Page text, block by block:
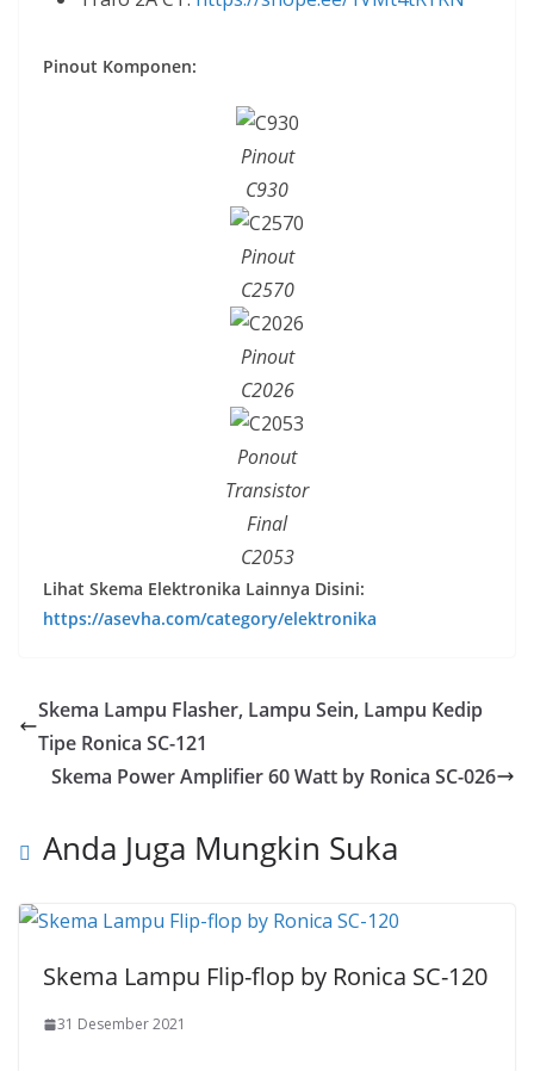
Pinout Komponen:
Pinout
C930
Pinout
C2570
Pinout
C2026
Ponout
Transistor
Final
C2053
Lihat Skema Elektronika Lainnya Disini:
https://asevha.com/category/elektronika
Skema Lampu Flasher, Lampu Sein, Lampu Kedip
Tipe Ronica SC-121
Skema Power Amplifier 60 Watt by Ronica SC-026
Anda Juga Mungkin Suka
Skema Lampu Flip-flop by Ronica SC-120
31 Desember 2021